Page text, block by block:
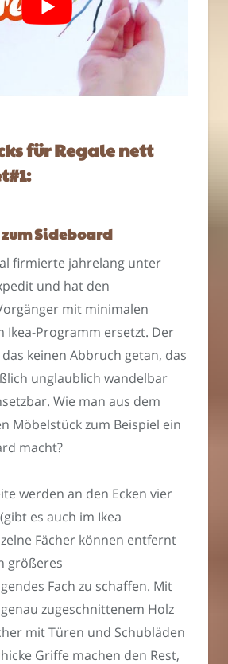
für Regale nett
Sideboard
firmierte jahrelang unter
und hat den
mit minimalen
Ikea-Programm ersetzt. Der
keinen Abbruch getan, das
unglaublich wandelbar
Wie man aus dem
Möbelstück zum Beispiel ein
macht?
werden an den Ecken vier
es auch im Ikea
Fächer können entfernt
größeres
Fach zu schaffen. Mit
zugeschnittenem Holz
mit Türen und Schubläden
Griffe machen den Rest,